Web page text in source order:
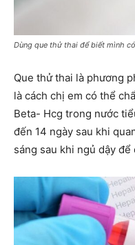
Dùng que thử thai để biết mình
Que thử thai là phương
là cách chị em có thể
Beta- Hcg trong nước
đến 14 ngày sau khi
sáng sau khi ngủ dậy